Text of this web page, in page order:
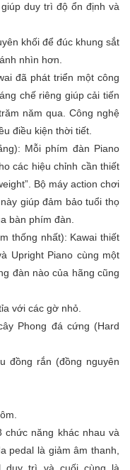
duy trì độ ổn định và
khối để đúc khung sắt
nhìn hơn.
đã phát triển một công
chế riêng giúp cải tiến
năm qua. Công nghệ
điều kiện thời tiết.
Mỗi phím đàn Piano
các hiệu chỉnh cần thiết
Bộ máy action chơi
giúp đảm bảo tuổi thọ
bàn phím đàn.
thống nhất): Kawai thiết
Upright Piano cùng một
đàn nào của hãng cũng
với các gờ nhỏ.
Phong đá cứng (Hard
đồng rắn (đồng nguyên
chức năng khác nhau và
pedal là giảm âm thanh,